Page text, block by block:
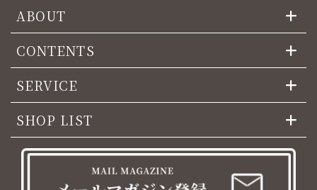
ABOUT
CONTENTS
SERVICE
SHOP LIST